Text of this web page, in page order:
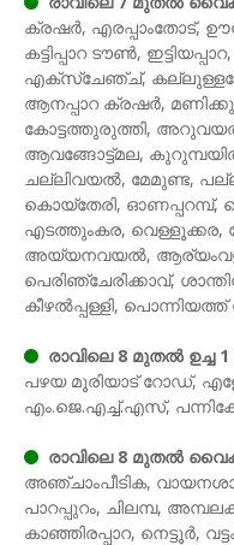
ക്രഷര്‍, എരപ്പാംതോട്,
കട്ടിപ്പാറ ടൗണ്‍,
എക്സ്ചേഞ്ച്,
ആനപ്പാറ ക്രഷര്‍,
കോട്ടത്തുരുത്തി, അറുവയല്‍,
ആവങ്ങോട്ട്മല,
ചല്ലിവയല്‍, മേമുണ്ട,
കൊയ്തേരി, ഓണപ്പറമ്പ്,
എടത്തുംകര, വെള്ളൂക്കര,
അയ്യനവയല്‍,
പെരിഞ്ചേരിക്കാവ്,
കീഴല്‍പ്പള്ളി,
രാവിലെ 8 മുതൽ ഉച്ച
പഴയ മൂരിയാട് റോഡ്,
എം.ജെ.എച്ച്.എസ്,
രാവിലെ 8 മുതൽ
അഞ്ചാംപീടിക,
പാറപ്പുറം, ചിലമ്പ,
കാഞ്ഞിരപ്പാറ, നെട്ടൂർ,